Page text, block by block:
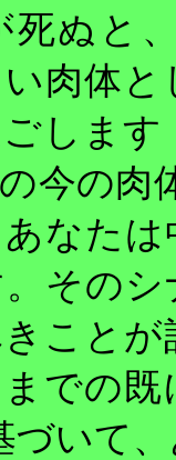
死ぬと
肉体
しま
今の肉
なた
その
こと
での
づいて